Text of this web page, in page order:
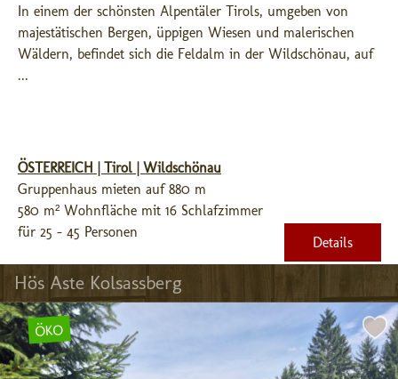
In einem der schönsten Alpentäler Tirols, umgeben von
majestätischen Bergen, üppigen Wiesen und malerischen
Wäldern, befindet sich die Feldalm in der Wildschönau, auf
...
ÖSTERREICH | Tirol | Wildschönau
Gruppenhaus mieten auf 880 m
580 m² Wohnfläche mit 16 Schlafzimmer
für 25 - 45 Personen
Details
Hös Aste Kolsassberg
ÖKO